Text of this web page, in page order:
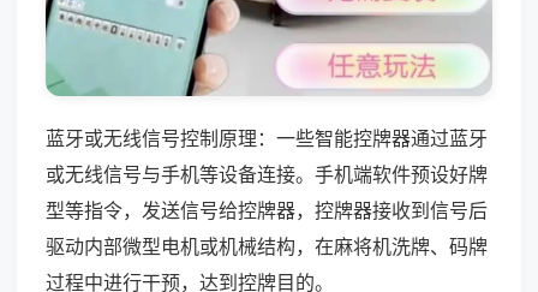
蓝牙或无线信号控制原理：一些智能控牌器通过蓝牙
或无线信号与手机等设备连接。手机端软件预设好牌
型等指令，发送信号给控牌器，控牌器接收到信号后
驱动内部微型电机或机械结构，在麻将机洗牌、码牌
过程中进行干预，达到控牌目的。